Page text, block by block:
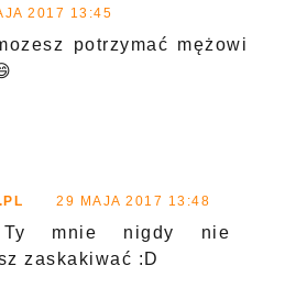
2017 13:45
potrzymać mężowi
29 MAJA 2017 13:48
Ty mnie nigdy nie
zaskakiwać :D